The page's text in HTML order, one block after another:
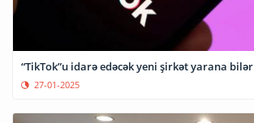
“TikTok”u idarə edəcək yeni şirkət yarana bilər
27-01-2025